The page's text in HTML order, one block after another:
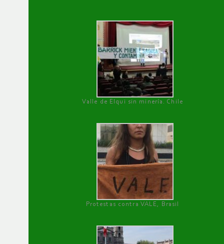
Valle de Elqui sin minería. Chile
Protestas contra VALE, Brasil